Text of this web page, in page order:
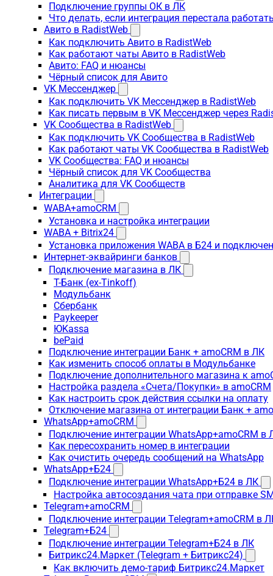
Подключение группы ОК в ЛК
Что делать, если интеграция перестала
Авито в RadistWeb
Как подключить Авито в RadistWeb
Как работают чаты Авито в RadistWeb
Авито: FAQ и нюансы
Чёрный список для Авито
VK Мессенджер
Как подключить VK Мессенджер в RadistWeb
Как писать первым в VK Мессенджер через
VK Сообщества в RadistWeb
Как подключить VK Сообщества в RadistWeb
Как работают чаты VK Сообщества в RadistWeb
VK Сообщества: FAQ и нюансы
Чёрный список для VK Сообщества
Аналитика для VK Сообществ
Интеграции
WABA+amoCRM
Установка и настройка интеграции
WABA + Bitrix24
Установка приложения WABA в Б24 и
Интернет-эквайринги банков
Подключение магазина в ЛК
Т-Банк (ex-Tinkoff)
Модульбанк
Сбербанк
Paykeeper
ЮKassa
bePaid
Подключение интеграции Банк + amoCRM в ЛК
Как изменить способ оплаты в Модульбанке
Подключение дополнительного магазина к
Настройка раздела «Счета/Покупки» в amoCRM
Как настроить срок действия ссылки на оплату
Отключение магазина от интеграции Банк +
WhatsApp+amoCRM
Подключение интеграции WhatsApp+amoCRM в
Как пересохранить номер в интеграции
Как очистить очередь сообщений на WhatsApp
WhatsApp+Б24
Подключение интеграции WhatsApp+Б24 в ЛК
Настройка автосоздания чата при отправке
Telegram+amoCRM
Подключение интеграции Telegram+amoCRM в
Telegram+Б24
Подключение интеграции Telegram+Б24 в ЛК
Битрикс24.Маркет (Telegram + Битрикс24)
Как включить демо-тариф Битрикс24.Маркет